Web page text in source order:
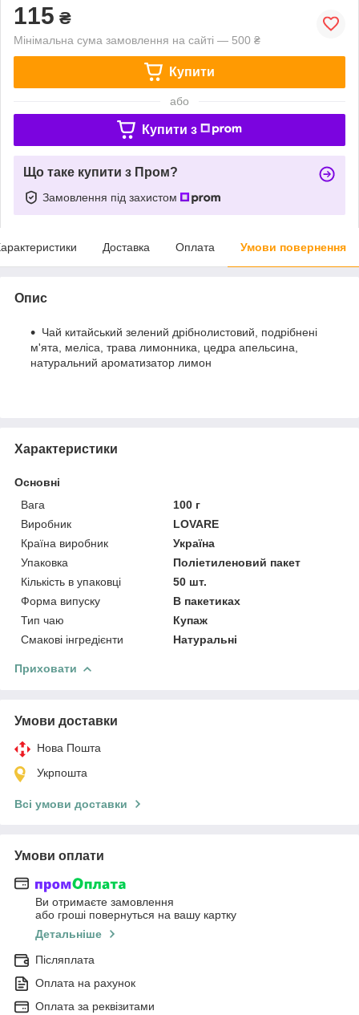
115 ₴
Мінімальна сума замовлення на сайті — 500 ₴
Купити
або
Купити з
Що таке купити з Пром?
Замовлення під захистом
Доставка Оплата Умови повернення
Опис
Чай китайський зелений дрібнолистовий, подрібнені
м'ята, меліса, трава лимонника, цедра апельсина,
натуральний ароматизатор лимон
Характеристики
Основні
Вага
100 г
Виробник
LOVARE
Країна виробник
Україна
Упаковка
Поліетиленовий пакет
Кількість в упаковці
50 шт.
Форма випуску
В пакетиках
Тип чаю
Купаж
Смакові інгредієнти
Натуральні
Приховати
Умови доставки
Нова Пошта
Укрпошта
Всі умови доставки
Умови оплати
Ви отримаєте замовлення
або гроші повернуться на вашу картку
Детальніше
Післяплата
Оплата на рахунок
Оплата за реквізитами